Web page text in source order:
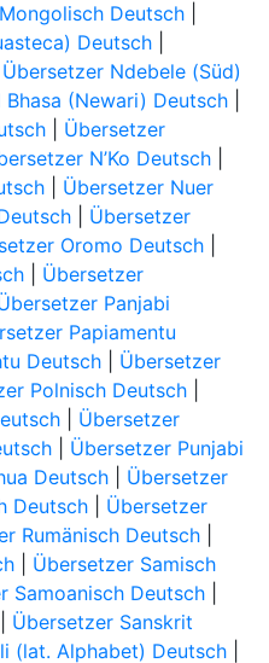
Deutsch|
Deutsch|
Übersetzer Ndebele (Süd)
(Newari) Deutsch|
| Übersetzer
N’Ko Deutsch|
| Übersetzer Nuer
| Übersetzer
Oromo Deutsch|
| Übersetzer
Panjabi
Papiamentu
Deutsch| Übersetzer
Polnisch Deutsch|
| Übersetzer
| Übersetzer Punjabi
Deutsch| Übersetzer
Deutsch| Übersetzer
Rumänisch Deutsch|
| Übersetzer Samisch
Samoanisch Deutsch|
Übersetzer Sanskrit
(lat. Alphabet) Deutsch|